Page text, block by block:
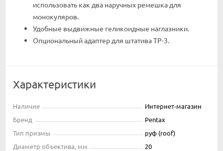
использовать как два наручных ремешка для
монокуляров.
Удобные выдвижные геликоидные наглазники.
Опциональный адаптер для штатива TP-3.
Характеристики
Наличие
Интернет-магазин
Бренд
Pentax
Тип призмы
руф (roof)
Диаметр объектива, мм
20